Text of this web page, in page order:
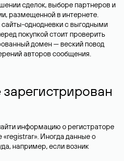
сделок, выборе партнеров и
размещенной в интернете.
однодневки с выгодными
покупкой стоит проверить
домен — веский повод
авторов сообщения.
зарегистрирован
информацию о регистраторе
«registrar». Иногда данные о
например, если возник